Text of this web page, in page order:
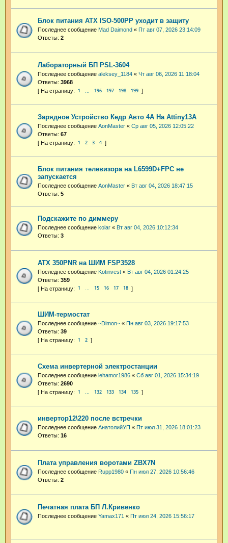
Блок питания ATX ISO-500PP уходит в защиту
Последнее сообщение Mad Daimond « Пт авг 07, 2026 23:14:09
Ответы: 2
Лабораторный БП PSL-3604
Последнее сообщение aleksey_1184 « Чт авг 06, 2026 11:18:04
Ответы: 3968
1 196 197 198 199
Зарядное Устройство Кедр Авто 4А На Attiny13A
Последнее сообщение AonMaster « Ср авг 05, 2026 12:05:22
Ответы: 67
1 2 3 4
Блок питания телевизора на L6599D+FPC не
запускается
Последнее сообщение AonMaster « Вт авг 04, 2026 18:47:15
Ответы: 5
Подскажите по диммеру
Последнее сообщение kolar « Вт авг 04, 2026 10:12:34
Ответы: 3
ATX 350PNR на ШИМ FSP3528
Последнее сообщение Kotinvest « Вт авг 04, 2026 01:24:25
Ответы: 359
1 15 16 17 18
ШИМ-термостат
Последнее сообщение ~Dimon~ « Пн авг 03, 2026 19:17:53
Ответы: 39
1 2
Схема инвертерной электростанции
Последнее сообщение lehamor1986 « Сб авг 01, 2026 15:34:19
Ответы: 2690
1 … 132 133 134 135
инвертор12\220 после встречки
Последнее сообщение АнатолийУП « Пт июл 31, 2026 18:01:23
Ответы: 16
Плата управления воротами ZBX7N
Последнее сообщение Rupp1980 « Пн июл 27, 2026 10:56:46
Ответы: 2
Печатная плата БП Л.Кривенко
Последнее сообщение Yamax171 « Пт июл 24, 2026 15:56:17